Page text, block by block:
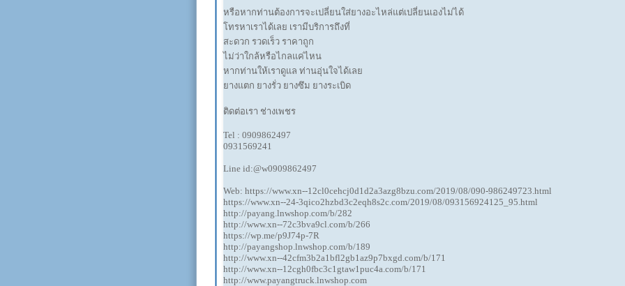
หรือหากท่านต้องการจะเปลี่ยนใส่ยางอะไหล่แต่เปลี่ยนเองไม่ได้
โทรหาเราได้เลย เรามีบริการถึงที่
สะดวก รวดเร็ว ราคาถูก
ไม่ว่าใกล้หรือไกลแค่ไหน
หากท่านให้เราดูแล ท่านอุ่นใจได้เลย
ยางแตก ยางรั่ว ยางซึม ยางระเบิด
ติดต่อเรา ช่างเพชร
Tel : 0909862497
0931569241
Line id:@w0909862497
Web: https://www.xn--12cl0cehcj0d1d2a3azg8bzu.com/2019/08/090-986249723.html
https://www.xn--24-3qico2hzbd3c2eqh8s2c.com/2019/08/093156924125_95.html
http://payang.lnwshop.com/b/282
http://www.xn--72c3bva9cl.com/b/266
https://wp.me/p9J74p-7R
http://payangshop.lnwshop.com/b/189
http://www.xn--42cfm3b2a1bfl2gb1az9p7bxgd.com/b/171
http://www.xn--12cgh0fbc3c1gtaw1puc4a.com/b/171
http://www.payangtruck.lnwshop.com